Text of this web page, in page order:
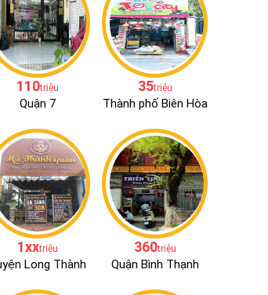
110triệu
Quận 7
35triệu
Thành phố Biên Hòa
1xxtriệu
Long Thành
360triệu
Quận Bình Thạnh